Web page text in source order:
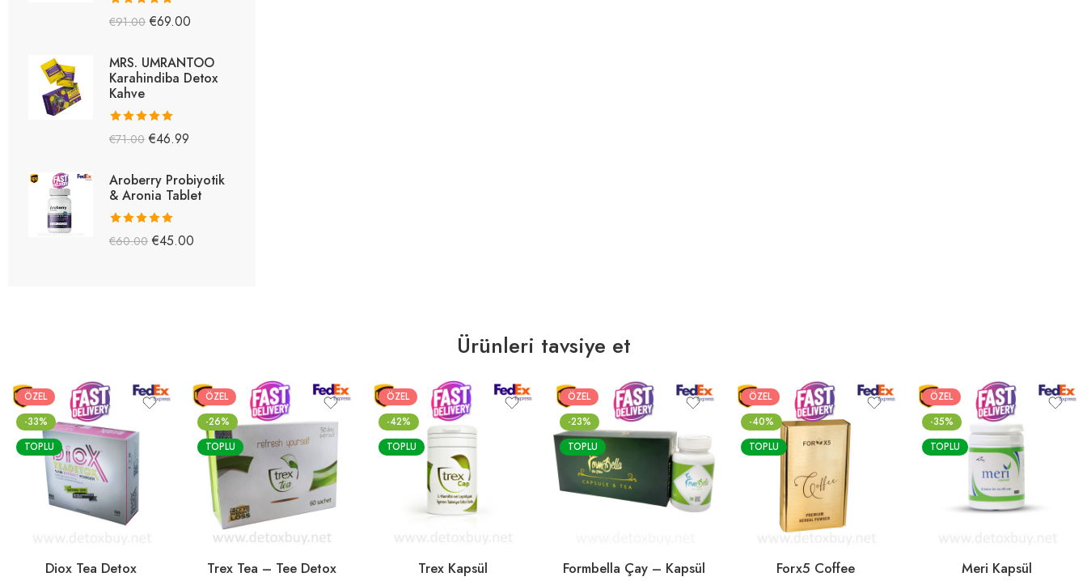
5 üzerinden
€91.00 €69.00
MRS. UMRANTOO
Karahindiba Detox
Kahve
5 üzerinden
€71.00 €46.99
Aroberry Probiyotik
& Aronia Tablet
5 üzerinden
€60.00 €45.00
Ürünleri tavsiye et
ÖZEL
-33%
TOPLU
Diox Tea Detox
ÖZEL
-26%
TOPLU
Trex Tea – Tee Detox
ÖZEL
-42%
TOPLU
Trex Kapsül
ÖZEL
-23%
TOPLU
Formbella Çay – Kapsül
ÖZEL
-40%
TOPLU
Forx5 Coffee
ÖZEL
-35%
TOPLU
Meri Kapsül